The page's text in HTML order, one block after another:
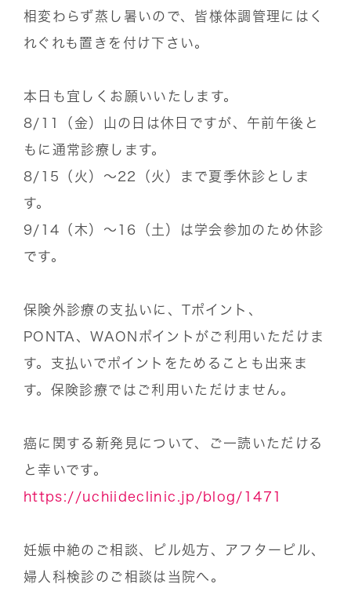
相変わらず蒸し暑いので、皆様体調管理にはく
れぐれも置きを付け下さい。
本日も宜しくお願いいたします。
8/11（金）山の日は休日ですが、午前午後と
もに通常診療します。
8/15（火）〜22（火）まで夏季休診としま
す。
9/14（木）〜16（土）は学会参加のため休診
です。
保険外診療の支払いに、Tポイント、
PONTA、WAONポイントがご利用いただけま
す。支払いでポイントをためることも出来ま
す。保険診療ではご利用いただけません。
癌に関する新発見について、ご一読いただける
と幸いです。
https://uchiideclinic.jp/blog/1471
妊娠中絶のご相談、ピル処方、アフターピル、
婦人科検診のご相談は当院へ。